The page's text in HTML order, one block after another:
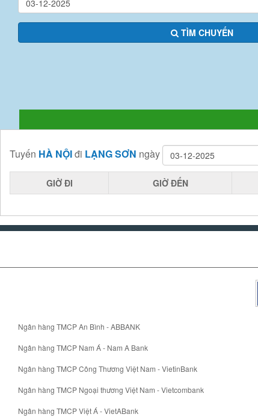
TÌM CHUYẾN
Tuyến HÀ NỘIđi LẠNG SƠN ngày
GIỜ ĐI GIỜ ĐẾN
Ngân hàng TMCP An Bình - ABBANK
Ngân hàng TMCP Nam Á - Nam A Bank
Ngân hàng TMCP Công Thương Việt Nam - VietinBank
Ngân hàng TMCP Ngoại thương Việt Nam - Vietcombank
Ngân hàng TMCP Việt Á - VietABank